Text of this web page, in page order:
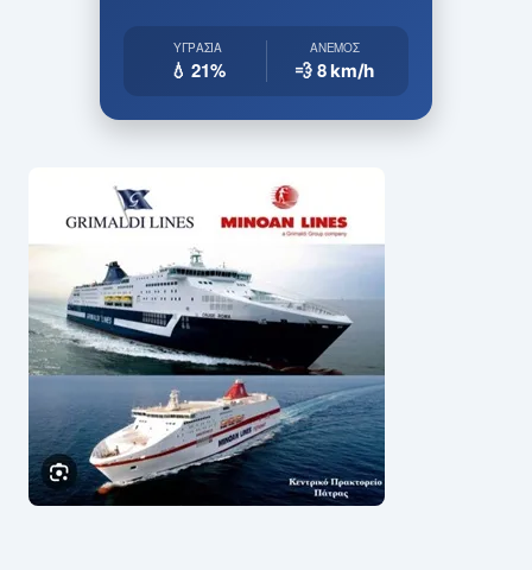
ΥΓΡΑΣΊΑ
💧 21%
ΆΝΕΜΟΣ
💨 8km/h